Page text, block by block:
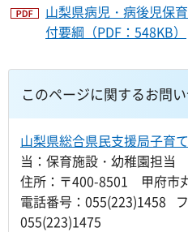
山梨県病児・病後児保
付要綱（PDF：548KB）
このページに関するお問
山梨県総合県民支援局子育
当：保育施設・幼稚園担当
住所：〒400-8501 甲府市
電話番号：055(223)1458
055(223)1475